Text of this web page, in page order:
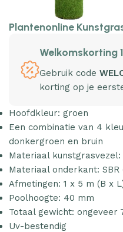
Plantenonline
Welkomskorting
Gebruik code
korting op je
Hoofdkleur: groen
Een combinatie van 4
donkergroen en bruin
Materiaal
Materiaal onderkant:
Afmetingen: 1 x 5 m (B x
Poolhoogte: 40 mm
Totaal gewicht: ongeveer
Uv-bestendig